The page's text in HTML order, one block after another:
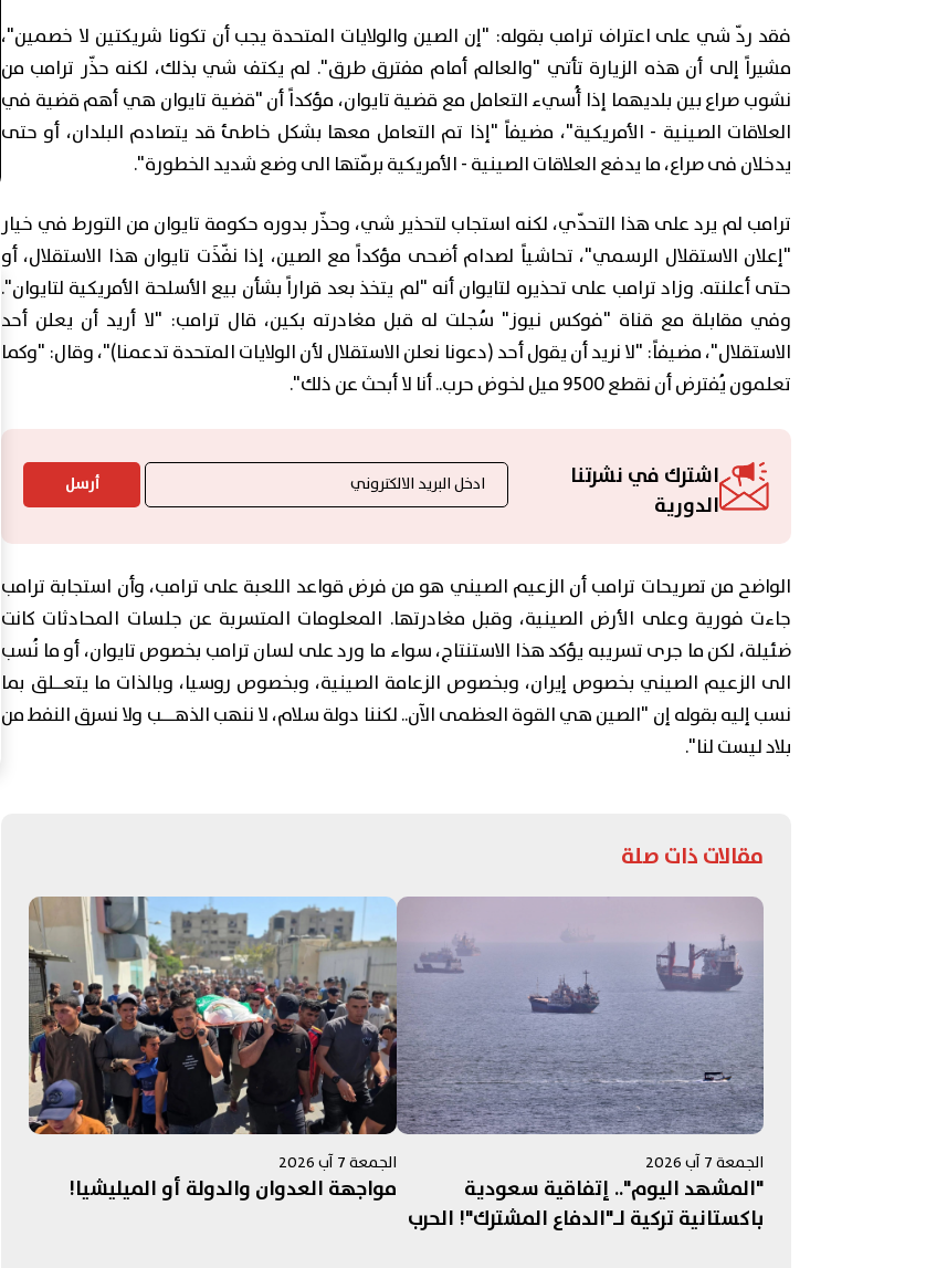
فقد ردّ شي على اعتراف ترامب بقوله: "إن الصين والولايات المتحدة يجب أن تكونا شريكتين لا خصمين"،
مشيراً إلى أن هذه الزيارة تأتي "والعالم أمام مفترق طرق". لم يكتف شي بذلك، لكنه حذّر ترامب من
نشوب صراع بين بلديهما إذا أُسيء التعامل مع قضية تايوان، مؤكداً أن "قضية تايوان هي أهم قضية في
العلاقات الصينية - الأمريكية"، مضيفاً "إذا تم التعامل معها بشكل خاطئ قد يتصادم البلدان، أو حتى
يدخلان فى صراع، ما يدفع العلاقات الصينية - الأمريكية برمّتها الى وضع شديد الخطورة".
ترامب لم يرد على هذا التحدّي، لكنه استجاب لتحذير شي، وحذّر بدوره حكومة تايوان من التورط في خيار
"إعلان الاستقلال الرسمي"، تحاشياً لصدام أضحى مؤكداً مع الصين، إذا نفّذَت تايوان هذا الاستقلال، أو
حتى أعلنته. وزاد ترامب على تحذيره لتايوان أنه "لم يتخذ بعد قراراً بشأن بيع الأسلحة الأمريكية لتايوان".
وفي مقابلة مع قناة "فوكس نيوز" سُجلت له قبل مغادرته بكين، قال ترامب: "لا أريد أن يعلن أحد
الاستقلال"، مضيفاً: "لا نريد أن يقول أحد (دعونا نعلن الاستقلال لأن الولايات المتحدة تدعمنا)"، وقال: "وكما
تعلمون يُفترض أن نقطع 9500 ميل لخوض حرب.. أنا لا أبحث عن ذلك".
اشترك في نشرتنا
الدورية
أرسل
الواضح من تصريحات ترامب أن الزعيم الصيني هو من فرض قواعد اللعبة على ترامب، وأن استجابة ترامب
جاءت فورية وعلى الأرض الصينية، وقبل مغادرتها. المعلومات المتسربة عن جلسات المحادثات كانت
ضئيلة، لكن ما جرى تسريبه يؤكد هذا الاستنتاج، سواء ما ورد على لسان ترامب بخصوص تايوان، أو ما نُسب
الى الزعيم الصيني بخصوص إيران، وبخصوص الزعامة الصينية، وبخصوص روسيا، وبالذات ما يتعــلق بما
نسب إليه بقوله إن "الصين هي القوة العظمى الآن.. لكننا دولة سلام، لا ننهب الذهـــب ولا نسرق النفط من
بلاد ليست لنا".
مقالات ذات صلة
الجمعة 7 آب 2026
"المشهد اليوم".. إتفاقية سعودية
باكستانية تركية لـ"الدفاع المشترك"! الحرب
الجمعة 7 آب 2026
مواجهة العدوان والدولة أو الميليشيا!